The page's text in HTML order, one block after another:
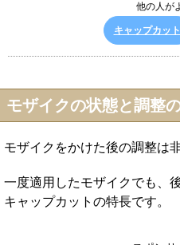
他の人が
キャップカット
モザイクの状態と調整
モザイクをかけた後の調整は
一度適用したモザイクでも、
キャップカットの特長です。